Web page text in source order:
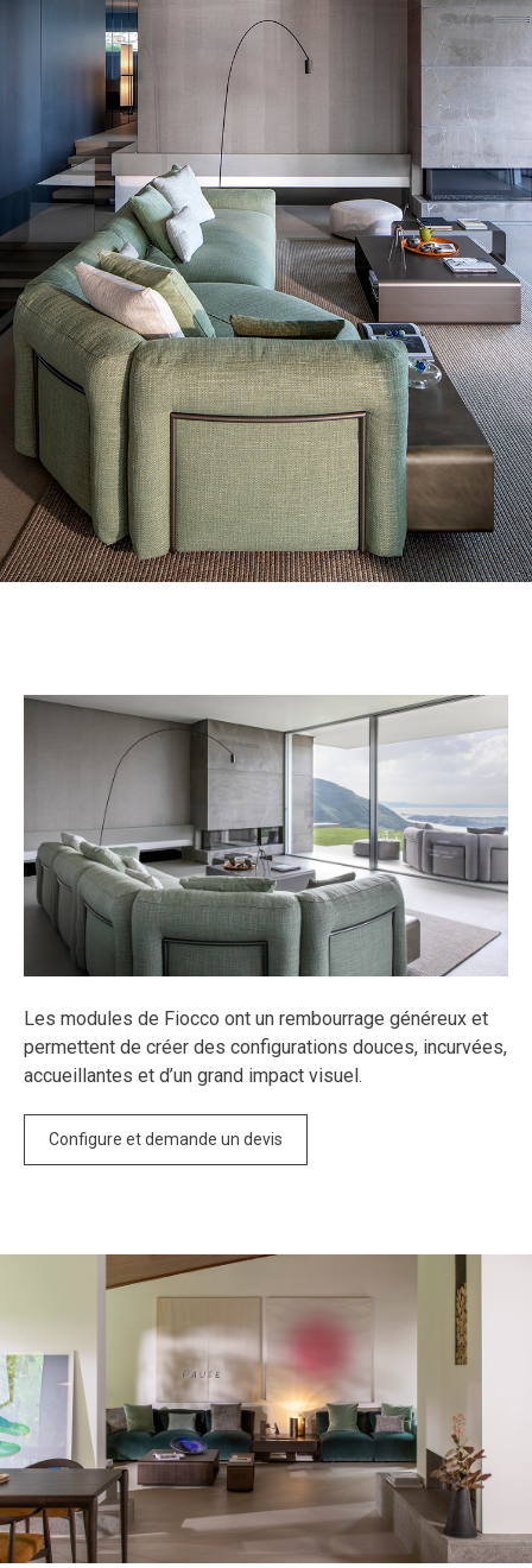
Les modules de Fiocco ont un rembourrage généreux et
permettent de créer des configurations douces, incurvées,
accueillantes et d’un grand impact visuel.
Configure et demande un devis